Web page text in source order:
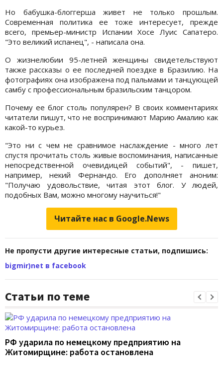
Но бабушка-блоггерша живет не только прошлым.
Современная политика ее тоже интересует, прежде
всего, премьер-министр Испании Хосе Луис Сапатеро.
"Это великий испанец", - написала она.
О жизнелюбии 95-летней женщины свидетельствуют
также рассказы о ее последней поездке в Бразилию. На
фотографиях она изображена под пальмами и танцующей
самбу с профессиональным бразильским танцором.
Почему ее блог столь популярен? В своих комментариях
читатели пишут, что не воспринимают Марию Амалию как
какой-то курьез.
"Это ни с чем не сравнимое наслаждение - много лет
спустя прочитать столь живые воспоминания, написанные
непосредственной очевидицей событий", - пишет,
например, некий Фернандо. Его дополняет аноним:
"Получаю удовольствие, читая этот блог. У людей,
подобных Вам, можно многому научиться!"
Читайте нас в Google.News
Не пропусти другие интересные статьи, подпишись:
bigmir)net в facebook
Статьи по теме
РФ ударила по немецкому предприятию на
Житомирщине: работа остановлена